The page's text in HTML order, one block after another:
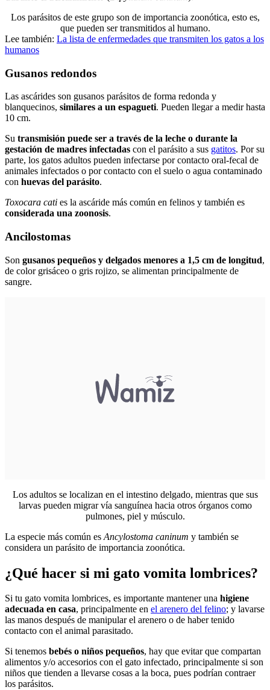
Los parásitos de este grupo son de importancia zoonótica, esto es,
que pueden ser transmitidos al humano.
Lee también: La lista de enfermedades que transmiten los gatos a los
humanos
Gusanos redondos
Las ascárides son gusanos parásitos de forma redonda y
blanquecinos, similares a un espagueti. Pueden llegar a medir hasta
10 cm.
Su transmisión puede ser a través de la leche o durante la
gestación de madres infectadas con el parásito a sus gatitos. Por su
parte, los gatos adultos pueden infectarse por contacto oral-fecal de
animales infectados o por contacto con el suelo o agua contaminado
con huevas del parásito.
Toxocara cati es la ascáride más común en felinos y también es
considerada una zoonosis.
Ancilostomas
Son gusanos pequeños y delgados menores a 1,5 cm de longitud,
de color grisáceo o gris rojizo, se alimentan principalmente de
sangre.
Los adultos se localizan en el intestino delgado, mientras que sus
larvas pueden migrar vía sanguínea hacia otros órganos como
pulmones, piel y músculo.
La especie más común es Ancylostoma caninum y también se
considera un parásito de importancia zoonótica.
¿Qué hacer si mi gato vomita lombrices?
Si tu gato vomita lombrices, es importante mantener una higiene
adecuada en casa, principalmente en el arenero del felino; y lavarse
las manos después de manipular el arenero o de haber tenido
contacto con el animal parasitado.
Si tenemos bebés o niños pequeños, hay que evitar que compartan
alimentos y/o accesorios con el gato infectado, principalmente si son
niños que tienden a llevarse cosas a la boca, pues podrían contraer
los parásitos.